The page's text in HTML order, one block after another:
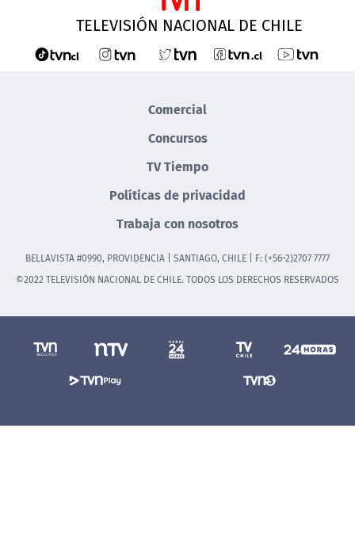
TELEVISIÓN NACIONAL DE CHILE
Comercial
Concursos
TV Tiempo
Políticas de privacidad
Trabaja con nosotros
BELLAVISTA #0990, PROVIDENCIA | SANTIAGO, CHILE | F: (+56-2)2707 7777
©2022 TELEVISIÓN NACIONAL DE CHILE. TODOS LOS DERECHOS RESERVADOS